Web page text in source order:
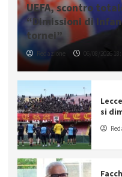
UEFA, scontro
“Dimissioni di
tornei”
Redazione 06/08/2026
si